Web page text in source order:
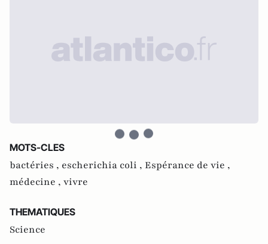
MOTS-CLES
bactéries , escherichia coli , Espérance de vie ,
médecine , vivre
THEMATIQUES
Science